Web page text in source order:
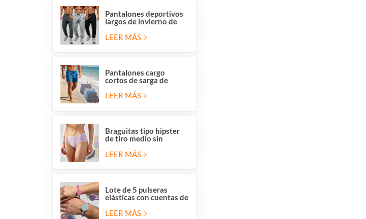
Pantalones deportivos
largos de invierno de
forro polar para hombre
de Overstock, corte
LEER MÁS
Pantalones cargo
cortos de sarga de
algodón elástico para
hombre con 6 bolsillos
LEER MÁS
Braguitas tipo hipster
de tiro medio sin
y respetuosas con la
LEER MÁS
Lote de 5 pulseras
elásticas con cuentas de
Milagrosa de la Iglesia
LEER MÁS